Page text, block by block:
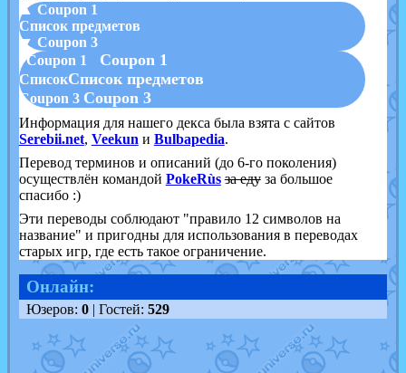
▲ Coupon 1
Список предметов
▼ Coupon 3
Coupon 1
Coupon 1
СписокСписок предметов
Coupon 3 Coupon 3
Информация для нашего декса была взята с сайтов
Serebii.net, Veekun и Bulbapedia.
Перевод терминов и описаний (до 6-го поколения)
осуществлён командой PokeRùs за едуза большое
спасибо :)
Эти переводы соблюдают "правило 12 символов на
название" и пригодны для использования в переводах
старых игр, где есть такое ограничение.
Онлайн:
Юзеров: 0| Гостей: 529